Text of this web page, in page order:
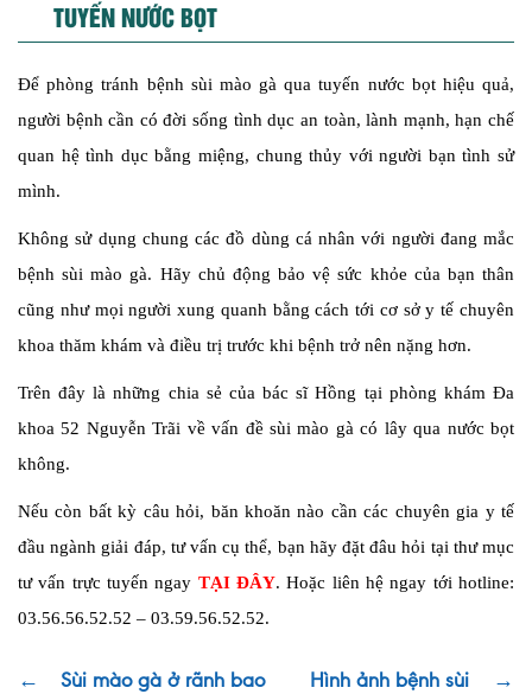
TUYẾN NƯỚC BỌT
Để phòng tránh bệnh sùi mào gà qua tuyến nước bọt hiệu quả,
người bệnh cần có đời sống tình dục an toàn, lành mạnh, hạn chế
quan hệ tình dục bằng miệng, chung thủy với người bạn tình sử
mình.
Không sử dụng chung các đồ dùng cá nhân với người đang mắc
bệnh sùi mào gà. Hãy chủ động bảo vệ sức khỏe của bạn thân
cũng như mọi người xung quanh bằng cách tới cơ sở y tế chuyên
khoa thăm khám và điều trị trước khi bệnh trở nên nặng hơn.
Trên đây là những chia sẻ của bác sĩ Hồng tại phòng khám Đa
khoa 52 Nguyễn Trãi về vấn đề sùi mào gà có lây qua nước bọt
không.
Nếu còn bất kỳ câu hỏi, băn khoăn nào cần các chuyên gia y tế
đầu ngành giải đáp, tư vấn cụ thể, bạn hãy đặt đâu hỏi tại thư mục
tư vấn trực tuyến ngay TẠI ĐÂY. Hoặc liên hệ ngay tới hotline:
03.56.56.52.52 – 03.59.56.52.52.
←
Sùi mào gà ở rãnh bao
Hình ảnh bệnh sùi
→